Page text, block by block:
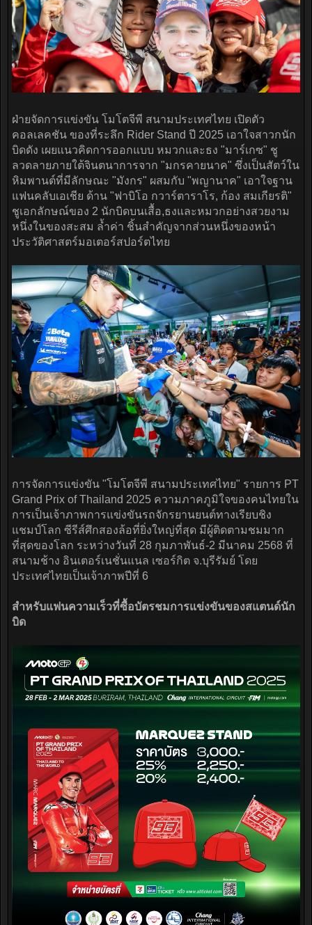
ฝ่ายจัดการแข่งขัน โมโตจีพี สนามประเทศไทย เปิดตัว
คอลเลคชัน ของที่ระลึก Rider Stand ปี 2025 เอาใจสาวกนัก
บิดดัง เผยแนวคิดการออกแบบ หมวกและธง "มาร์เกซ" ชู
ลวดลายภายใต้จินตนาการจาก "มกรคายนาค" ซึ่งเป็นสัตว์ใน
หิมพานต์ที่มีลักษณะ "มังกร" ผสมกับ "พญานาค" เอาใจฐาน
แฟนคลับเอเชีย ด้าน "ฟาบิโอ กวาร์ตาราโร, ก้อง สมเกียรติ"
ชูเอกลักษณ์ของ 2 นักบิดบนเสื้อ,ธงและหมวกอย่างสวยงาม
หนึ่งในของสะสม ล้ำค่า ชิ้นสำคัญจากส่วนหนึ่งของหน้า
ประวัติศาสตร์มอเตอร์สปอร์ตไทย
การจัดการแข่งขัน "โมโตจีพี สนามประเทศไทย" รายการ PT
Grand Prix of Thailand 2025 ความภาคภูมิใจของคนไทยใน
การเป็นเจ้าภาพการแข่งขันรถจักรยานยนต์ทางเรียบชิง
แชมป์โลก ซีรีส์ศึกสองล้อที่ยิ่งใหญ่ที่สุด มีผู้ติดตามชมมาก
ที่สุดของโลก ระหว่างวันที่ 28 กุมภาพันธ์-2 มีนาคม 2568 ที่
สนามช้าง อินเตอร์เนชั่นแนล เซอร์กิต จ.บุรีรัมย์ โดย
ประเทศไทยเป็นเจ้าภาพปีที่ 6
สำหรับแฟนความเร็วที่ซื้อบัตรชมการแข่งขันของสแตนด์นัก
บิด